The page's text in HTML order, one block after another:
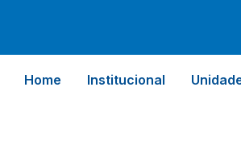
Home Institucional